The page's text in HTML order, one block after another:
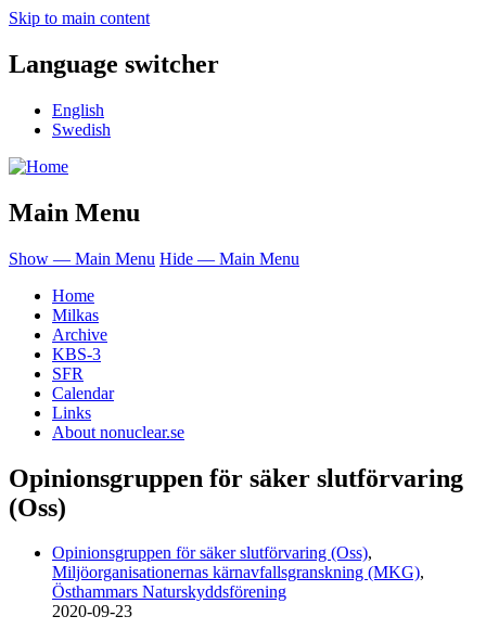
Skip to main content
Language switcher
English
Swedish
Main Menu
Show — Main Menu Hide — Main Menu
Home
Milkas
Archive
KBS-3
SFR
Calendar
Links
About nonuclear.se
Opinionsgruppen för säker slutförvaring
(Oss)
Opinionsgruppen för säker slutförvaring (Oss),
Miljöorganisationernas kärnavfallsgranskning (MKG),
Östhammars Naturskyddsförening
2020-09-23